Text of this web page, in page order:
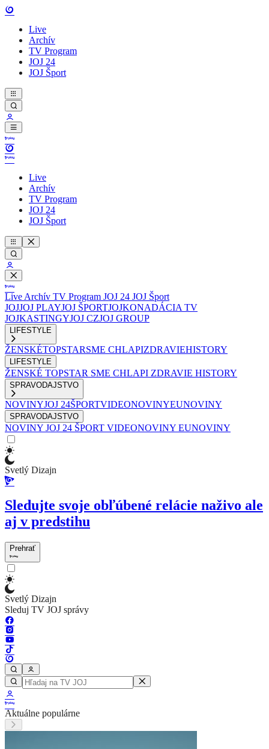
Live
Archív
TV Program
JOJ 24
JOJ Šport
Live
Archív
TV Program
JOJ 24
JOJ Šport
Live Archív TV Program JOJ 24 JOJ Šport
JOJJOJ PLAYJOJ ŠPORTJOJKONADÁCIA TV
JOJKASTINGYJOJ CZJOJ GROUP
LIFESTYLE
ŽENSKÉTOPSTARSME CHLAPIZDRAVIEHISTORY
LIFESTYLE
ŽENSKÉ TOPSTAR SME CHLAPI ZDRAVIE HISTORY
SPRAVODAJSTVO
NOVINYJOJ 24ŠPORTVIDEONOVINYEUNOVINY
SPRAVODAJSTVO
NOVINY JOJ 24 ŠPORT VIDEONOVINY EUNOVINY
Svetlý Dizajn
Sledujte svoje obľúbené relácie naživo ale
aj v predstihu
Prehrať
Svetlý Dizajn
Sleduj TV JOJ správy
Aktuálne populárne